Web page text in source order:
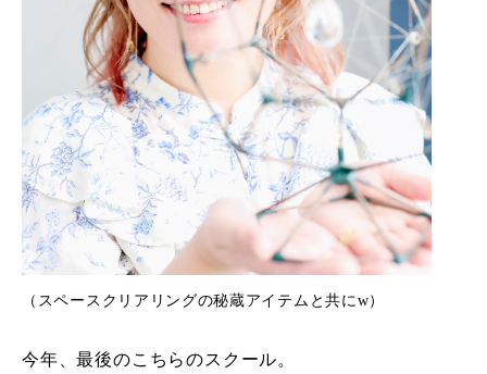
（スペースクリアリングの秘蔵アイテムと共にw）
今年、最後のこちらのスクール。